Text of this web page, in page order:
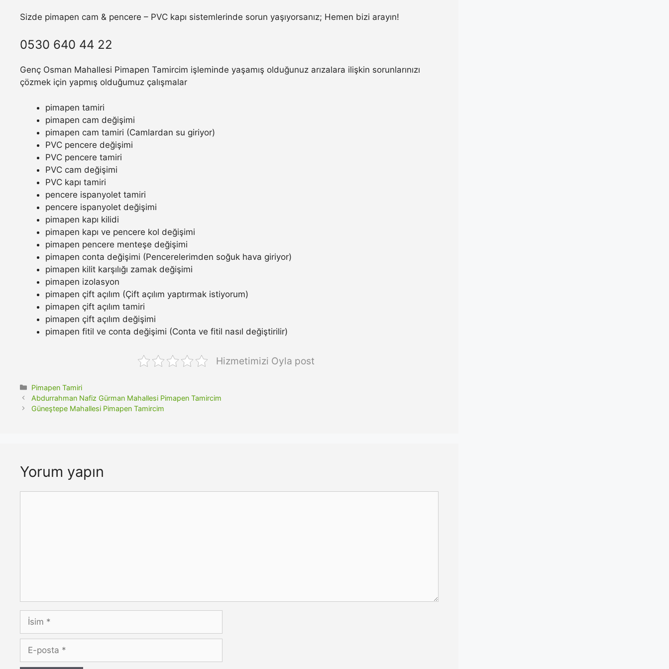
Sizde pimapen cam & pencere – PVC kapı sistemlerinde sorun yaşıyorsanız; Hemen bizi arayın!
0530 640 44 22
Genç Osman Mahallesi Pimapen Tamircim işleminde yaşamış olduğunuz arızalara ilişkin sorunlarınızı
çözmek için yapmış olduğumuz çalışmalar
pimapen tamiri
pimapen cam değişimi
pimapen cam tamiri (Camlardan su giriyor)
PVC pencere değişimi
PVC pencere tamiri
PVC cam değişimi
PVC kapı tamiri
pencere ispanyolet tamiri
pencere ispanyolet değişimi
pimapen kapı kilidi
pimapen kapı ve pencere kol değişimi
pimapen pencere menteşe değişimi
pimapen conta değişimi (Pencerelerimden soğuk hava giriyor)
pimapen kilit karşılığı zamak değişimi
pimapen izolasyon
pimapen çift açılım (Çift açılım yaptırmak istiyorum)
pimapen çift açılım tamiri
pimapen çift açılım değişimi
pimapen fitil ve conta değişimi (Conta ve fitil nasıl değiştirilir)
Hizmetimizi Oyla post
Kategoriler
Pimapen Tamiri
Abdurrahman Nafiz Gürman Mahallesi Pimapen Tamircim
Güneştepe Mahallesi Pimapen Tamircim
Yorum yapın
İsim
posta